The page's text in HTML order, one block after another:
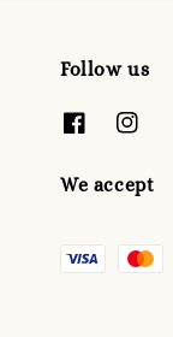
Follow us
We accept